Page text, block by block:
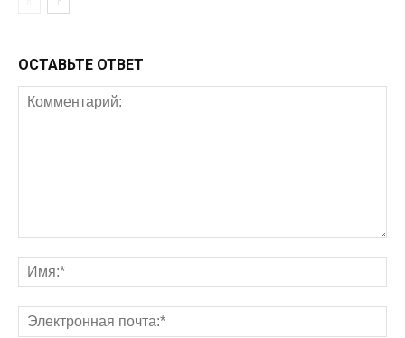
ОСТАВЬТЕ ОТВЕТ